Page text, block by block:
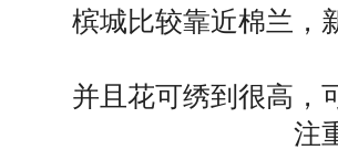
槟城比较靠近棉兰，
并且花可绣到很高，
注